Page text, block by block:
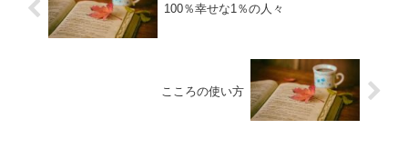
100％幸せな1％の人々
こころの使い方